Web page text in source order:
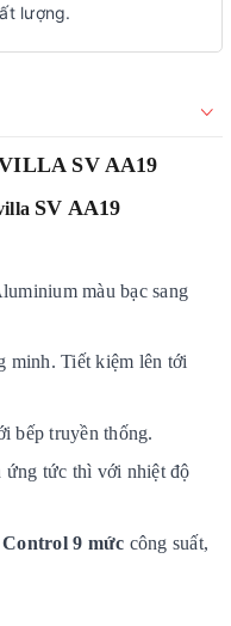
lượng.
SV AA19
SV AA19
màu bạc sang
minh. Tiết kiệm lên tới
bếp truyền thống.
ứng tức thì với nhiệt độ
9 mức công suất,